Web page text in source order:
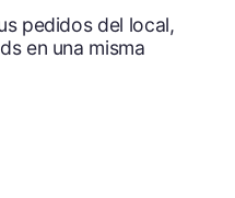
pedidos del local,
en una misma